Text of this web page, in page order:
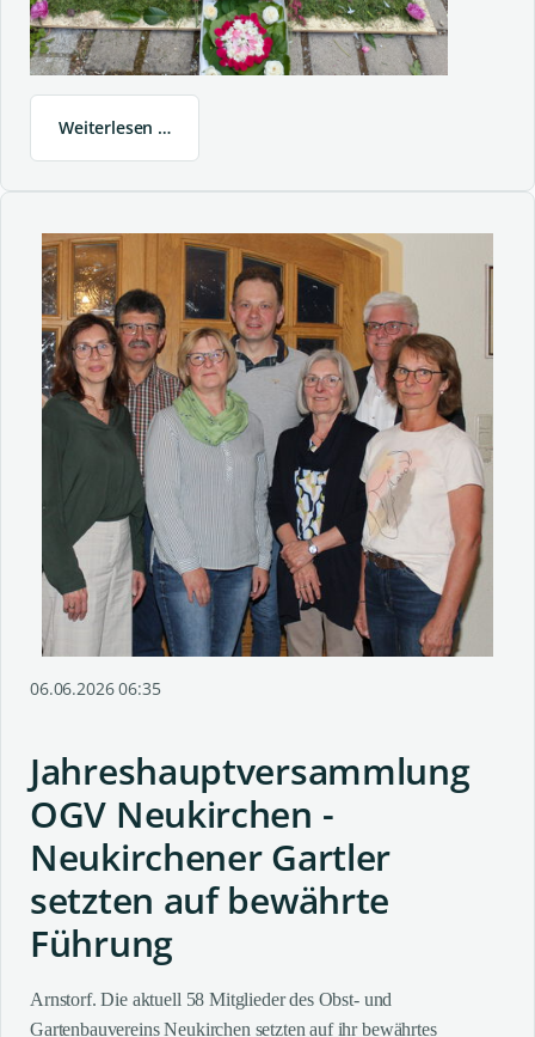
Weiterlesen …
06.06.2026 06:35
Jahreshauptversammlung
OGV Neukirchen -
Neukirchener Gartler
setzten auf bewährte
Führung
Arnstorf. Die aktuell 58 Mitglieder des Obst- und
Gartenbauvereins Neukirchen setzten auf ihr bewährtes